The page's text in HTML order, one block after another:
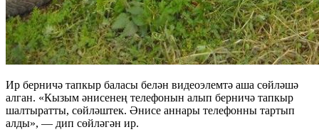
Ир берничә тапкыр баласы белән видеоэлемтә аша сөйләшә
алган. «Кызым әнисенең телефонын алып берничә тапкыр
шалтыратты, сөйләштек. Әнисе аннары телефонны тартып
алды», — дип сөйләгән ир.